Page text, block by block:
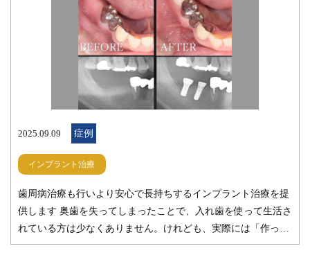
談ください。 みらい歯科 院長 出口 真太郎 こちらもご
参照ください。 インプラント治療｜桜木町の歯医者「みらい歯
科」 虫歯治療・根管治療｜桜木町の歯医者「みらい歯科」
2025.09.09 症例
インプラント治療
歯周病治療も行いより安心で長持ちするインプラント治療を提
供します 奥歯を失ってしまったことで、入れ歯を使って生活さ
れている方は少なくありません。けれども、実際には「作った
入れ歯が合わず、痛みを我慢しながら食事をしている」「入れ